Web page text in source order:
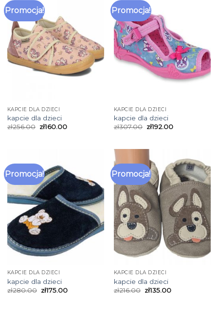
Promocja!
KAPCIE DLA DZIECI
kapcie dla dzieci
zł256.00 zł160.00
Promocja!
KAPCIE DLA DZIECI
kapcie dla dzieci
zł307.00 zł192.00
Promocja!
KAPCIE DLA DZIECI
kapcie dla dzieci
zł280.00 zł175.00
Promocja!
KAPCIE DLA DZIECI
kapcie dla dzieci
zł216.00 zł135.00